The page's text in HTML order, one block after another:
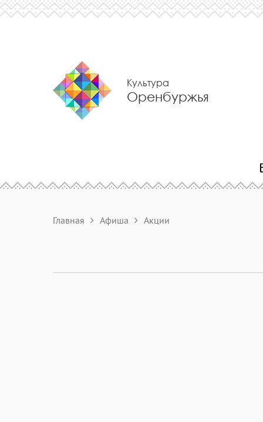
Культура
Оренбуржья
Главная Афиша Акции